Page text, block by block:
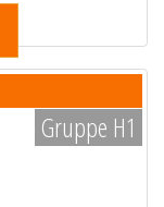
Gruppe H1